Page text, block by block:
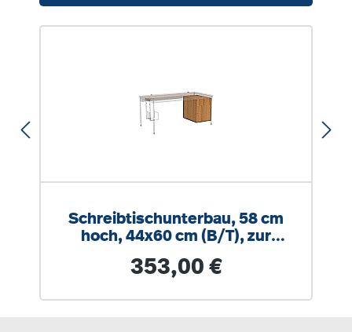
Schreibtischunterbau, 58 cm
hoch, 44x60 cm (B/T), zur
Regulärer Preis:
353,00 €